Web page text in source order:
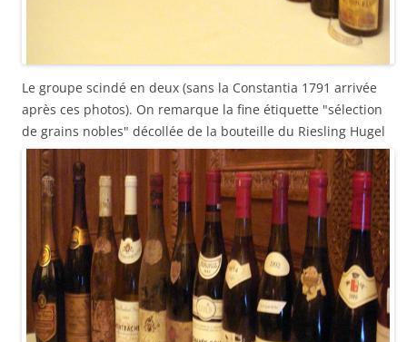
Le groupe scindé en deux (sans la Constantia 1791 arrivée
après ces photos). On remarque la fine étiquette "sélection
de grains nobles" décollée de la bouteille du Riesling Hugel